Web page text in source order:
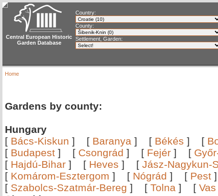
Central European Historic
Garden Database
Country:
County:
Settlement, Garden:
Home
Gardens by county:
Hungary
[ Bács-Kiskun ] [ Baranya ] [ Békés ] [
[ Budapest ] [ Csongrád ] [ Fejér ] [
[ Hajdú-Bihar ] [ Heves ] [ Jász-Nagykun-
[ Komárom-Esztergom ] [ Nógrád ] [ Pest
[ Szabolcs-Szatmár-Bereg ] [ Tolna ] [ Vas